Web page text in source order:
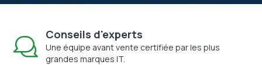
Conseils d'experts
Une équipe avant vente certifiée par les plus
grandes marques IT.